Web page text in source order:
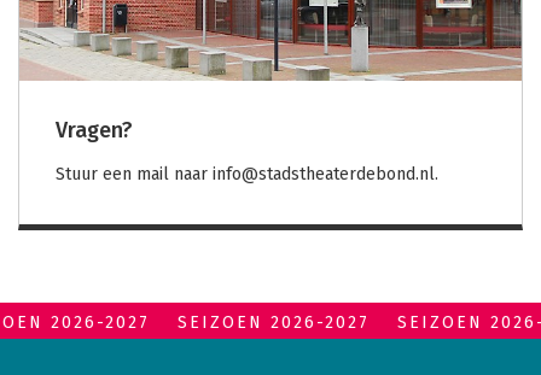
Vragen?
Stuur een mail naar info@stadstheaterdebond.nl.
2026-2027 SEIZOEN 2026-2027 SEIZOEN